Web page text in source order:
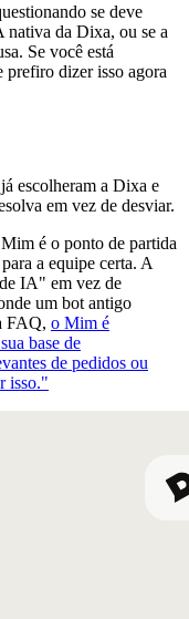
se deve
nativa da Dixa, ou se a
Se você está
prefiro dizer isso agora
escolheram a Dixa e
em vez de desviar.
é o ponto de partida
a equipe certa. A
IA" em vez de
um bot antigo
FAQ, o Mim é
base de
de pedidos ou
isso."